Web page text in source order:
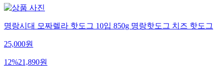
명랑시대 모짜렐라 핫도그 10입 850g 명랑핫도그 치즈 핫도그
25,000원
12%21,890원